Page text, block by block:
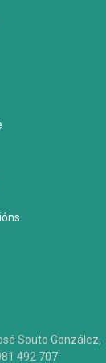
Souto González,
492 707